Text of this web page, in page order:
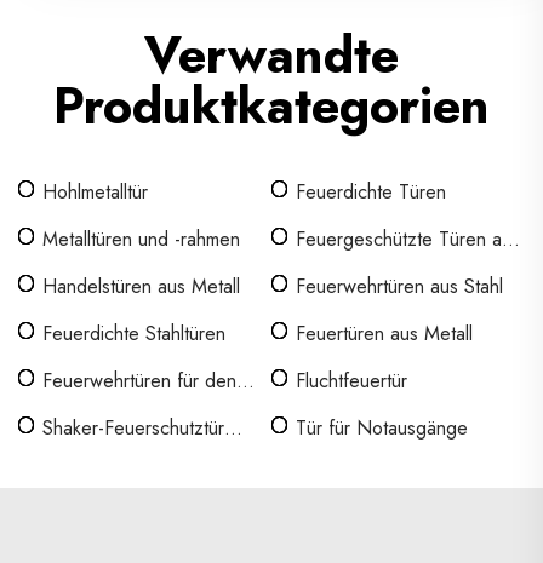
Verwandte
Produktkategorien
Hohlmetalltür
Feuerdichte Türen
Metalltüren und -rahmen
Feuergeschützte Türen aus
Handelstüren aus Metall
Feuerwehrtüren aus Stahl
Feuerdichte Stahltüren
Feuertüren aus Metall
Feuerwehrtüren für den
Innenbereich
Fluchtfeuertür
Shaker-Feuerschutztür
Tür für Notausgänge